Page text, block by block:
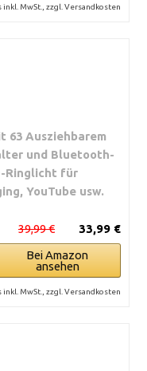
inkl. MwSt., zzgl. Versandkosten
63 Ausziehbarem
und Bluetooth-
Ringlicht für
YouTube usw.
33,99 €
39,99 €
Bei Amazon
ansehen
inkl. MwSt., zzgl. Versandkosten